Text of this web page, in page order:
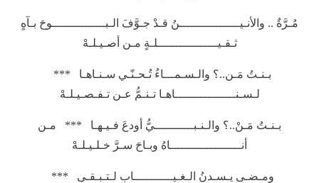
مُـرَّةٌ .. والأنـيـــــــــــــــــنُ قـدْ جـوَّفَ الـبـــــــــــــــوحَ بـآهٍ
ثـقـيـــــــــــــــــلـةٍ مـن أصـيـلـهْ
بـنـتُ مَـن..؟ والـسـمـــاءُ تُـحـنّـي سـنـاهـا ***
لـسـنـــــــــــــــــاهـا تـنـمُّ عـن تـفـصـيـلـهْ
بـنـتُ مَـنْ..؟ والـنـبـــــــــــيُّ أودعَ فـيـهـا *** مـن
أنــــــــــــــــــــاهُ وبـاحَ سـرَّ خـلـيـلـهْ
ومـضـى يـسـدنُ الـغـيـــــــــــاب لـتـبـقـى ***